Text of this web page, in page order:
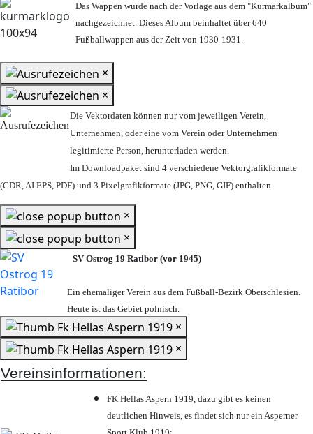
Das Wappen wurde nach der Vorlage aus dem "Kurmarkalbum"
nachgezeichnet. Dieses Album beinhaltet über 640
Fußballwappen aus der Zeit von 1930-1931.
×
×
Die Vektordaten können nur vom jeweiligen Verein,
Unternehmen, oder eine vom Verein oder Unternehmen
legitimierte Person, herunterladen werden.
Im Downloadpaket sind 4 verschiedene Vektorgrafikformate
(CDR, AI EPS, PDF) und 3 Pixelgrafikformate (JPG, PNG, GIF) enthalten.
×
×
SV Ostrog 19 Ratibor (vor 1945)
Ein ehemaliger Verein aus dem Fußball-Bezirk Oberschlesien.
Heute ist das Gebiet polnisch.
×
×
Vereinsinformationen:
FK Hellas Aspern 1919, dazu gibt es keinen
deutlichen Hinweis, es findet sich nur ein Asperner